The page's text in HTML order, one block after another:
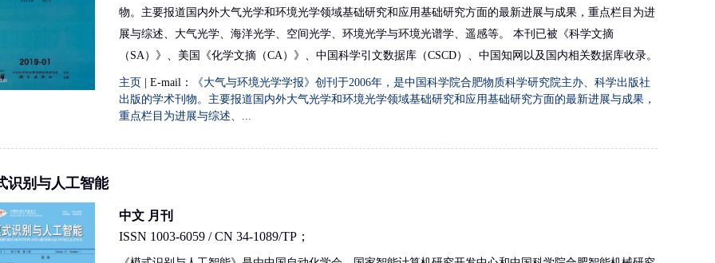
物。主要报道国内外大气光学和环境光学领域基础研究和应用基础研究方面的最新进展与成果，重点栏目为进
展与综述、大气光学、海洋光学、空间光学、环境光学与环境光谱学、遥感等。 本刊已被《科学文摘
（SA）》、美国《化学文摘（CA）》、中国科学引文数据库（CSCD）、中国知网以及国内相关数据库收录。
主页 | E-mail：
《大气与环境光学学报》创刊于2006年，是中国科学院合肥物质科学研究院主办、科学出版社
出版的学术刊物。主要报道国内外大气光学和环境光学领域基础研究和应用基础研究方面的最新进展与成果，
重点栏目为进展与综述、...
识别与人工智能
中文 月刊
ISSN 1003-6059 / CN 34-1089/TP；